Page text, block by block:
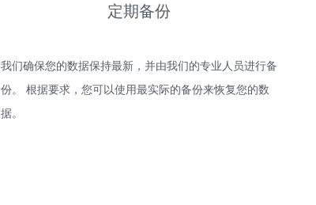
定期备份
我们确保您的数据保持最新，并由我们的专业人员进行备
份。 根据要求，您可以使用最实际的备份来恢复您的数
据。